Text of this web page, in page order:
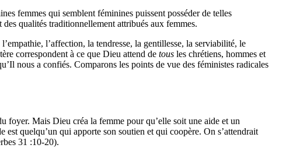
femmes qui semblent féminines puissent posséder de telles
qualités traditionnellement attribués aux femmes.
l’affection, la tendresse, la gentillesse, la serviabilité, le
correspondent à ce que Dieu attend de tous les chrétiens, hommes et
nous a confiés. Comparons les points de vue des féministes radicales
foyer. Mais Dieu créa la femme pour qu’elle soit une aide et un
quelqu’un qui apporte son soutien et qui coopère. On s’attendrait
31 :10-20).